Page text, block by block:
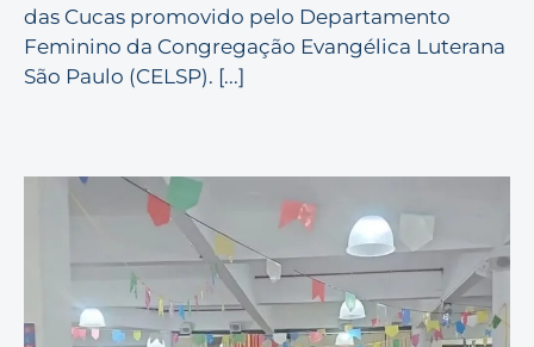
das Cucas promovido pelo Departamento
Feminino da Congregação Evangélica Luterana
São Paulo (CELSP). [...]